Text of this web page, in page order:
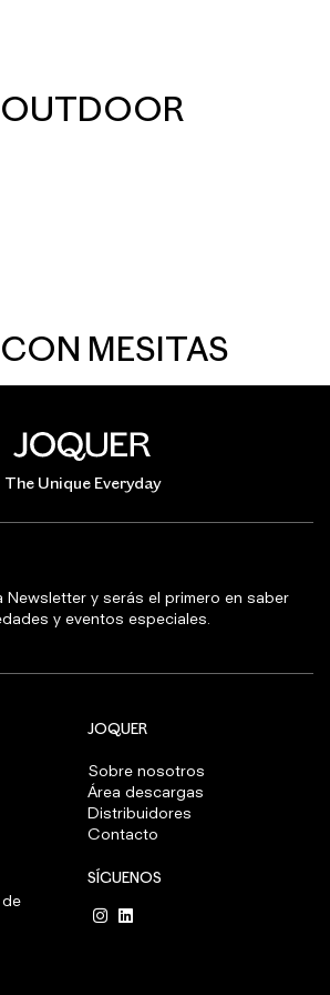
MESITAS
The Unique Everyday
Newsletter y serás el primero en saber
y eventos especiales.
JOQUER
Sobre nosotros
Área descargas
Distribuidores
Contacto
SÍGUENOS